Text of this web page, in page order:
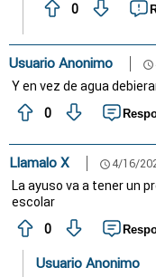
0
Usuario Anonimo schedule
Y en vez de agua
0
Llamalo X schedule 4/16/
La ayuso va a tener un
escolar
0
Usuario Anonimo